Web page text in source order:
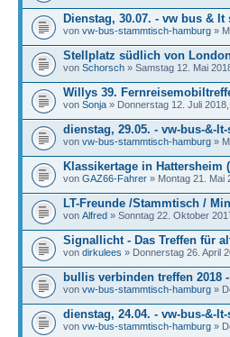
Dienstag, 30.07. - vw bus &
von vw-bus-stammtisch-hamburg »
Stellplatz südlich von
von Schorsch » Samstag 12. Mai
Willys 39.
von Sonja » Donnerstag 12. Juli 2018,
dienstag, 29.05. - vw-bus-&-
von vw-bus-stammtisch-hamburg »
Klassikertage in Hattersheim
von GAZ66-Fahrer » Montag 21. Mai
LT-Freunde /Stammtisch /
von Alfred » Sonntag 22. Oktober
Signallicht - Das Treffen für
von dirkulees » Donnerstag 26. April
bullis verbinden treffen 2018
von vw-bus-stammtisch-hamburg »
dienstag, 24.04. - vw-bus-&-
von vw-bus-stammtisch-hamburg »